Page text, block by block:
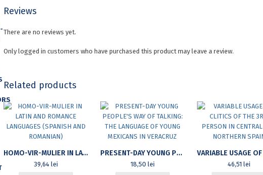
Reviews
There are no reviews yet.
Only logged in customers who have purchased this product may leave a review.
Related products
HOMO-VIR-MULIER IN LATIN AND ROMANCE LANGUAGES (SPANISH AND ROMANIAN)
39,64 lei
PRESENT-DAY YOUNG PEOPLE’S WAY OF TALKING: THE LANGUAGE OF YOUNG MEXICANS IN VERACRUZ
18,50 lei 46,51 lei